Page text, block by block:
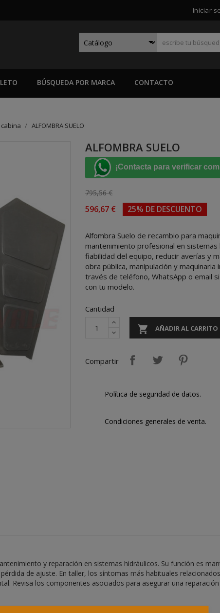
Iniciar
BÚSQUEDA POR MARCA CONTACTO
ALFOMBRA SUELO
ALFOMBRA SUELO
¡Contacta para verificar
795,56 €
596,67 € 25% DE DESCUENTO
Alfombra Suelo de recambio para
mantenimiento profesional en sistemas
fiabilidad del equipo, reducir averías y
obra pública, manipulación y
través de teléfono, WhatsApp o email
con tu modelo.
Cantidad
 AÑADIR AL CARRITO
Compartir
Política de seguridad de datos.
Condiciones generales de venta.
y reparación en sistemas hidráulicos. Su función es
de ajuste. En taller, los síntomas más habituales
Revisa los componentes asociados para asegurar una